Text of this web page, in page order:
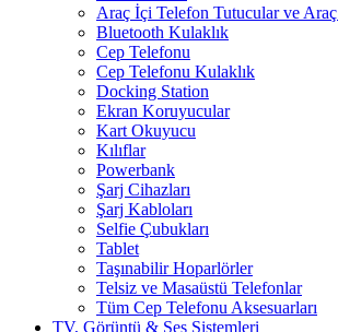
Araç İçi Telefon Tutucular ve Araç
Bluetooth Kulaklık
Cep Telefonu
Cep Telefonu Kulaklık
Docking Station
Ekran Koruyucular
Kart Okuyucu
Kılıflar
Powerbank
Şarj Cihazları
Şarj Kabloları
Selfie Çubukları
Tablet
Taşınabilir Hoparlörler
Telsiz ve Masaüstü Telefonlar
Tüm Cep Telefonu Aksesuarları
TV, Görüntü & Ses Sistemleri